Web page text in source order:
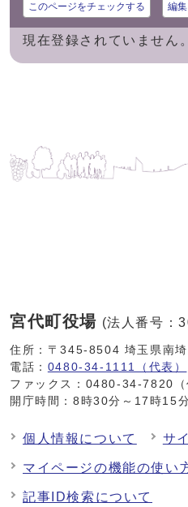
このページをチェックする 編集
現在登録されていません。
宮代町役場 (法人番号：
住所：〒345-8504 埼玉県南
電話： 0480-34-1111（代表）
ファックス：0480-34-7820（
開庁時間：8時30分～17時15
個人情報について サ
マイページの機能の使い
記事ID検索について